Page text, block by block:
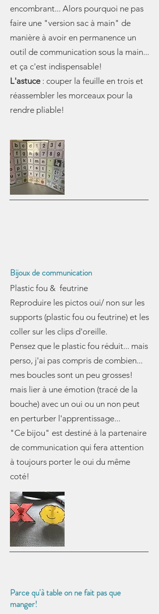
encombrant... Alors pourquoi ne pas
faire une "version sac à main" de
manière à avoir en permanence un
outil de communication sous la main...
et ça c'est indispensable!
L'astuce: couper la feuille en trois et
réassembler les morceaux pour la
rendre pliable!
Bijoux de communication
Plastic fou & feutrine
Reproduire les pictos oui/ non sur les
supports (plastic fou ou feutrine) et les
coller sur les clips d'oreille.
Pensez que le plastic fou réduit... mais
perso, j'ai pas compris de combien...
mes boucles sont un peu grosses!
mais lier à une émotion (tracé de la
bouche) avec un oui ou un non peut
en perturber l'apprentissage...
"Ce bijou" est destiné à la partenaire
de communication qui fera attention
à toujours porter le oui du même
coté!
Parce qu'à table on ne fait pas que
manger!